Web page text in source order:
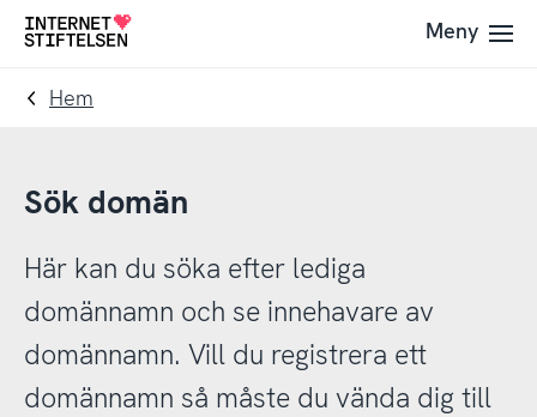
Till
navigering
Till
innehåll
Till
Meny
Hem
Sök domän
Här kan du söka efter lediga
domännamn och se innehavare av
domännamn. Vill du registrera ett
domännamn så måste du vända dig till